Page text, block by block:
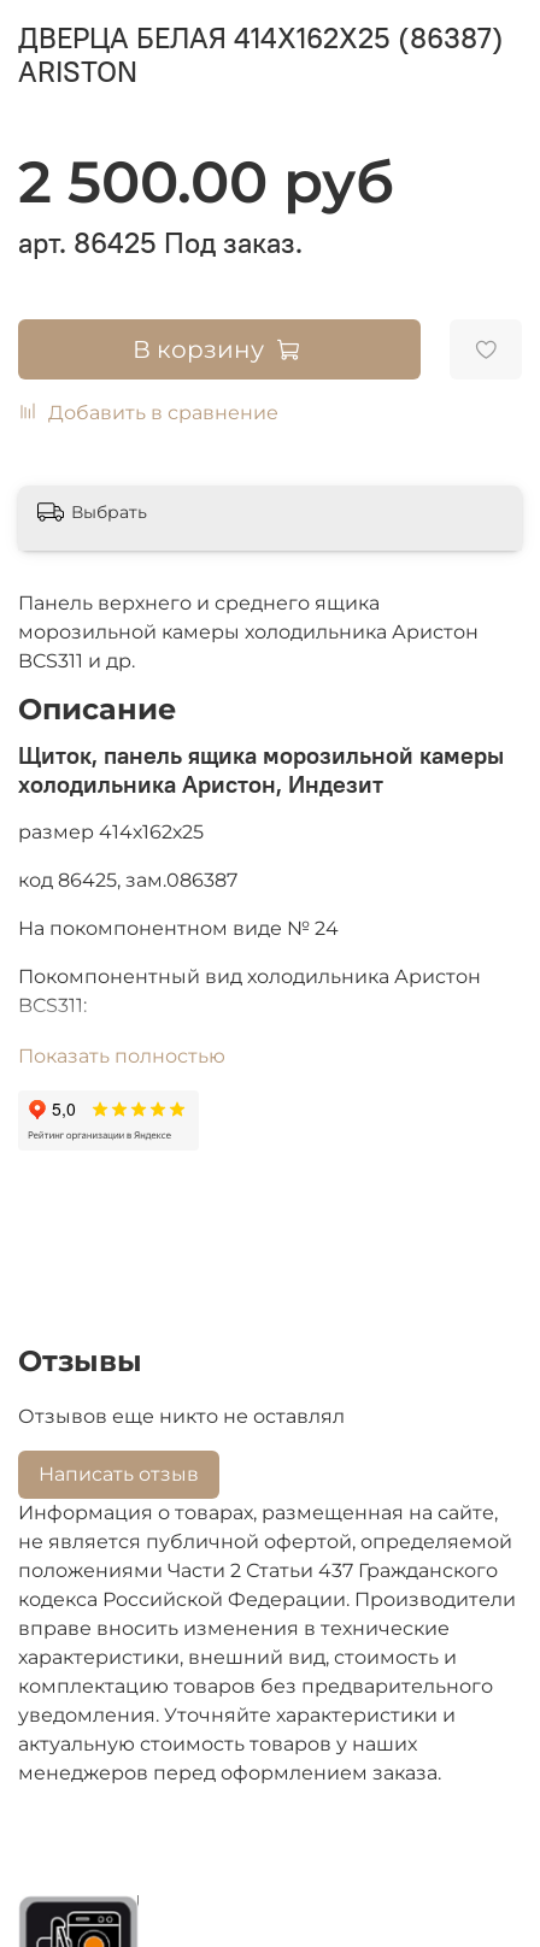
ДВЕРЦА БЕЛАЯ 414X162X25 (86387)
ARISTON
2 500.00 руб
арт. 86425 Под заказ.
В корзину
Добавить в сравнение
Панель верхнего и среднего ящика
морозильной камеры холодильника Аристон
BCS311 и др.
Описание
Щиток, панель ящика морозильной камеры
холодильника Аристон, Индезит
размер 414х162х25
код 86425, зам.086387
На покомпонентном виде № 24
Покомпонентный вид холодильника Аристон
BCS311:
Цены на товары со сроком поступления БОЛЕЕ
Показать полностью
Выбрать
Отзывы
Отзывов еще никто не оставлял
Написать отзыв
Информация о товарах, размещенная на сайте,
не является публичной офертой, определяемой
положениями Части 2 Статьи 437 Гражданского
кодекса Российской Федерации. Производители
вправе вносить изменения в технические
характеристики, внешний вид, стоимость и
комплектацию товаров без предварительного
уведомления. Уточняйте характеристики и
актуальную стоимость товаров у наших
менеджеров перед оформлением заказа.